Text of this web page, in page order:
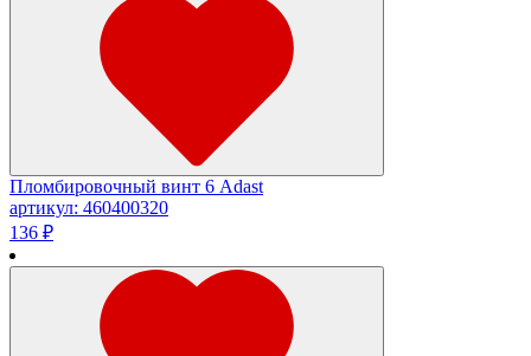
Пломбировочный винт 6 Adast
артикул: 460400320
136 ₽